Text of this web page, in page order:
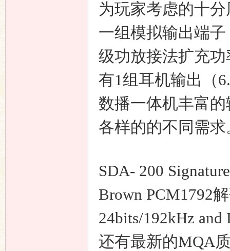
为玩家考虑的十
一组模拟输出端
级功放接法扩充
有1组耳机输出（
数播一体机丰富
各样的的不同需求
SDA- 200
Brown PCM1792
24bits/192kHz
还有最新的MQA